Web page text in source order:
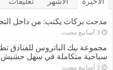
مدحت بركات يكتب: من داخل
سياحية متكاملة في سهل حشيش تضم 6 منتجعات و5